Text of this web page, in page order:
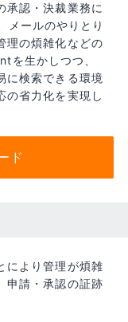
承認・決裁業務に
ールのやりとり
理の煩雑化などの
を生かしつつ、
に検索できる環境
の省力化を実現し
ド
により管理が煩雑
申請・承認の証跡